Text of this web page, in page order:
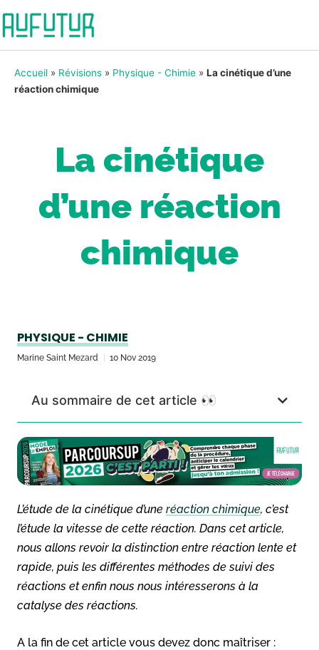
Accueil » Révisions » Physique - Chimie » La cinétique d’une
réaction chimique
La cinétique
d’une réaction
chimique
PHYSIQUE - CHIMIE
Marine Saint Mezard 10 Nov 2019
Au sommaire de cet article 👀
L’étude de la cinétique d’une réaction chimique, c’est
l’étude la vitesse de cette réaction. Dans cet article,
nous allons revoir la distinction entre réaction lente et
rapide, puis les différentes méthodes de suivi des
réactions et enfin nous nous intéresserons à la
catalyse des réactions.
A la fin de cet article vous devez donc maîtriser :